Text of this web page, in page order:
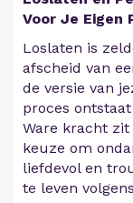
Voor Je Eigen
Loslaten is
afscheid van
de versie van
proces
Ware kracht
keuze om
liefdevol en
te leven